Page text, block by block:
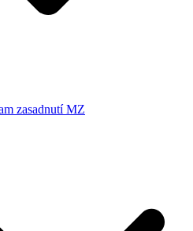
zasadnutí MZ